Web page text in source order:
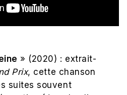
» (2020) : extrait-
Prix, cette chanson
suites souvent